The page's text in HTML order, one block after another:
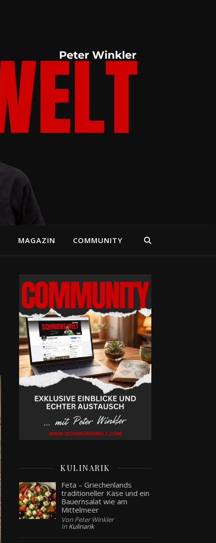
MAGAZIN COMMUNITY
KULINARIK
Feta – Griechenlands
traditioneller Käse und ein
Bauernsalat wie am
Mittelmeer
Von Peter Winkler
In Kulinarik